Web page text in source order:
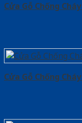
Cửa Gỗ Chống
Cửa Gỗ Chống